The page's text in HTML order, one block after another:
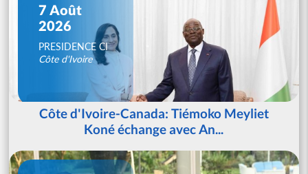
7 Août
2026
PRESIDENCE CI
Côte d'Ivoire
Côte d'Ivoire-Canada: Tiémoko Meyliet
Koné échange avec An...